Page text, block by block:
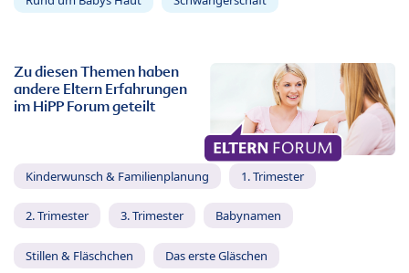
Zu diesen Themen haben
andere Eltern Erfahrungen
im HiPP Forum geteilt
Kinderwunsch & Familienplanung 1. Trimester
2. Trimester 3. Trimester Babynamen
Stillen & Fläschchen Das erste Gläschen